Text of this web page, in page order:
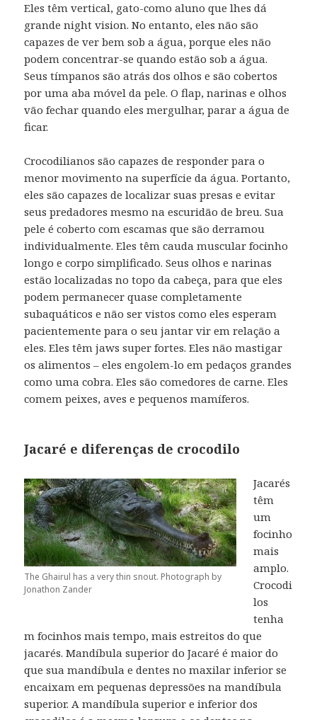
Eles têm vertical, gato-como aluno que lhes dá
grande night vision.No entanto, eles não são
capazes de ver bem sob a água, porque eles não
podem concentrar-se quando estão sob a água.
Seus tímpanos são atrás dos olhos e são cobertos
por uma aba móvel da pele.O flap, narinas e olhos
vão fechar quando eles mergulhar, parar a água de
ficar.
Crocodilianos são capazes de responder para o
menor movimento na superfície da água.Portanto,
eles são capazes de localizar suas presas e evitar
seus predadores mesmo na escuridão de breu.Sua
pele é coberto com escamas que são derramou
individualmente.Eles têm cauda muscular focinho
longo e corpo simplificado.Seus olhos e narinas
estão localizadas no topo da cabeça, para que eles
podem permanecer quase completamente
subaquáticos e não ser vistos como eles esperam
pacientemente para o seu jantar vir em relação a
eles.Eles têm jaws super fortes.Eles não mastigar
os alimentos – eles engolem-lo em pedaços grandes
como uma cobra.Eles são comedores de carne.Eles
comem peixes, aves e pequenos mamíferos.
Jacaré e diferenças de crocodilo
The Ghairul has a very thin snout. Photograph by
Jonathon Zander
Jacarés
têm
um
focinho
mais
amplo.
Crocodi
los
tenha
m focinhos mais tempo, mais estreitos do que
jacarés.Mandíbula superior do Jacaré é maior do
que sua mandíbula e dentes no maxilar inferior se
encaixam em pequenas depressões na mandíbula
superior.A mandíbula superior e inferior dos